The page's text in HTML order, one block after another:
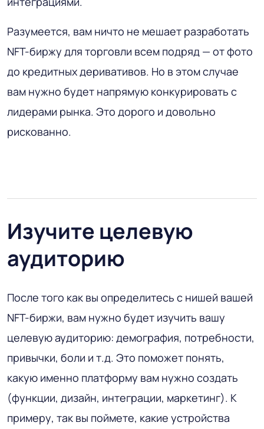
Разумеется, вам ничто не мешает разработать
NFT-биржу для торговли всем подряд — от фото
до кредитных деривативов. Но в этом случае
вам нужно будет напрямую конкурировать с
лидерами рынка. Это дорого и довольно
рискованно.
Изучите целевую
аудиторию
После того как вы определитесь с нишей вашей
NFT-биржи, вам нужно будет изучить вашу
целевую аудиторию: демография, потребности,
привычки, боли и т.д. Это поможет понять,
какую именно платформу вам нужно создать
(функции, дизайн, интеграции, маркетинг). К
примеру, так вы поймете, какие устройства